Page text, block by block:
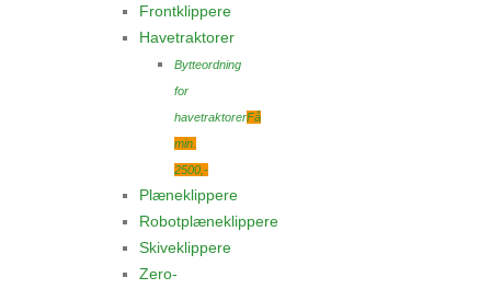
Frontklippere
Havetraktorer
Bytteordning
for
havetraktorerFå
min.
2500,-
Plæneklippere
Robotplæneklippere
Skiveklippere
Zero-